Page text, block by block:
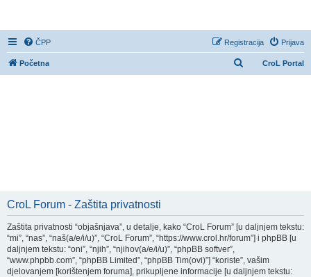
ČPP Prijava
Registracija
CroL Portal
Početna
CroL Forum - Zaštita privatnosti
Zaštita privatnosti “objašnjava”, u detalje, kako “CroL Forum” [u daljnjem tekstu:
“mi”, “nas”, “naš(a/e/i/u)”, “CroL Forum”, “https://www.crol.hr/forum”] i phpBB [u
daljnjem tekstu: “oni”, “njih”, “njihov(a/e/i/u)”, “phpBB softver”,
“www.phpbb.com”, “phpBB Limited”, “phpBB Tim(ovi)”] “koriste”, vašim
djelovanjem [korištenjem foruma], prikupljene informacije [u daljnjem tekstu: